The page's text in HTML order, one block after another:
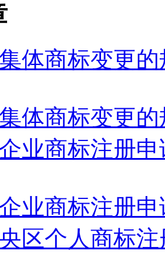
体商标变更
体商标变更
业商标注册
业商标注册
区个人商标